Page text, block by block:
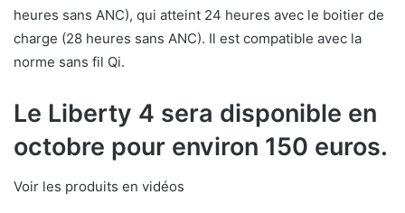
heures sans ANC), qui atteint 24 heures avec le boitier de
charge (28 heures sans ANC). Il est compatible avec la
norme sans fil Qi.
Le Liberty 4 sera disponible en
octobre pour environ 150 euros.
Voir les produits en vidéos